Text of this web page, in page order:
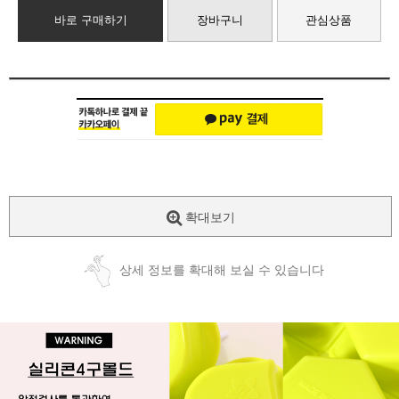
바로 구매하기 장바구니 관심상품
확대보기
상세 정보를 확대해 보실 수 있습니다